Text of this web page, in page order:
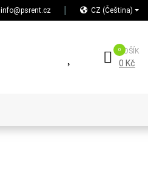
info@psrent.cz CZ (Čeština)
KOŠÍK
0 Kč